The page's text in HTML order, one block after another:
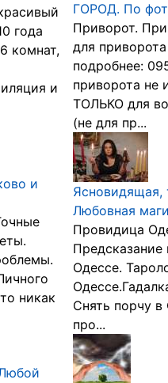
года
комнат,
и
ГОРОД. По
Приворот.
для
подробнее:
приворота не
ТОЛЬКО для
(не для пр...
и
никак
Ясновидящая,
Любовная
Провидица
Предсказание
Одессе.
Снять порчу
про...